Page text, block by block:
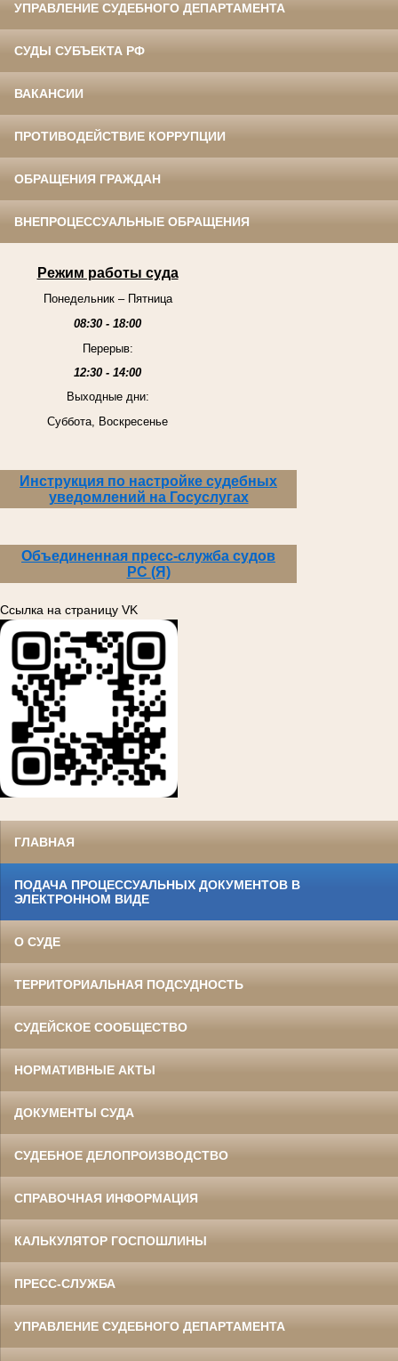
УПРАВЛЕНИЕ СУДЕБНОГО ДЕПАРТАМЕНТА
СУДЫ СУБЪЕКТА РФ
ВАКАНСИИ
ПРОТИВОДЕЙСТВИЕ КОРРУПЦИИ
ОБРАЩЕНИЯ ГРАЖДАН
ВНЕПРОЦЕССУАЛЬНЫЕ ОБРАЩЕНИЯ
Режим работы суда
Понедельник – Пятница
08:30 - 18:00
Перерыв:
12:30 - 14:00
Выходные дни:
Суббота, Воскресенье
Инструкция по настройке судебных
уведомлений на Госуслугах
Объединенная пресс-служба судов
РС (Я)
Ссылка на страницу VK
ГЛАВНАЯ
ПОДАЧА ПРОЦЕССУАЛЬНЫХ ДОКУМЕНТОВ В
ЭЛЕКТРОННОМ ВИДЕ
О СУДЕ
ТЕРРИТОРИАЛЬНАЯ ПОДСУДНОСТЬ
СУДЕЙСКОЕ СООБЩЕСТВО
НОРМАТИВНЫЕ АКТЫ
ДОКУМЕНТЫ СУДА
СУДЕБНОЕ ДЕЛОПРОИЗВОДСТВО
СПРАВОЧНАЯ ИНФОРМАЦИЯ
КАЛЬКУЛЯТОР ГОСПОШЛИНЫ
ПРЕСС-СЛУЖБА
УПРАВЛЕНИЕ СУДЕБНОГО ДЕПАРТАМЕНТА